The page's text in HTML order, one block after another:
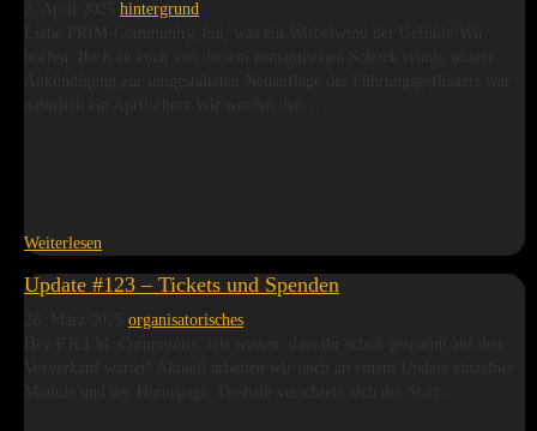
hintergrund
Weiterlesen
Update #123 – Tickets und Spenden
organisatorisches